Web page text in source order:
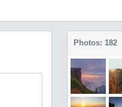
Photos: 182